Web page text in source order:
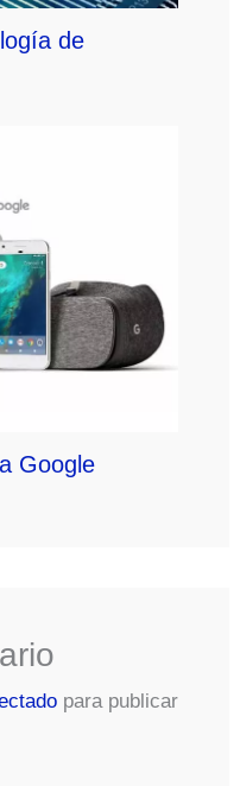
de
Google
para publicar